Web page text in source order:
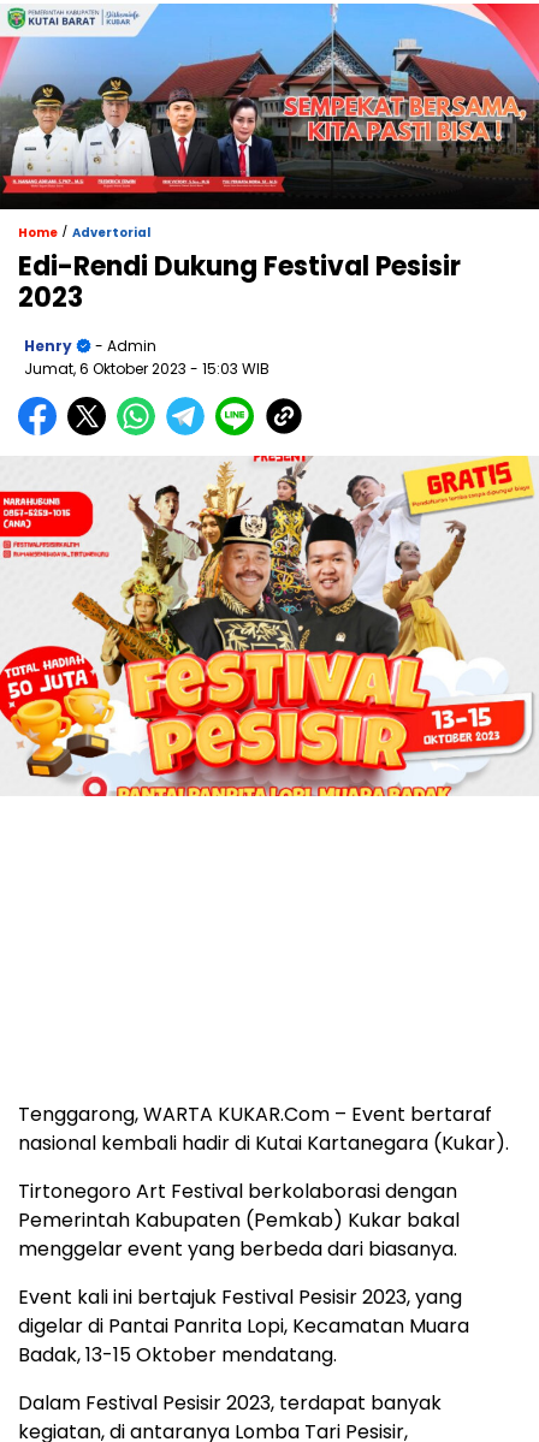
Home / Advertorial
Edi-Rendi Dukung Festival Pesisir
2023
Henry
- Admin
Jumat, 6 Oktober 2023 - 15:03 WIB
Tenggarong, WARTA KUKAR.Com – Event bertaraf
nasional kembali hadir di Kutai Kartanegara (Kukar).
Tirtonegoro Art Festival berkolaborasi dengan
Pemerintah Kabupaten (Pemkab) Kukar bakal
menggelar event yang berbeda dari biasanya.
Event kali ini bertajuk Festival Pesisir 2023, yang
digelar di Pantai Panrita Lopi, Kecamatan Muara
Badak, 13-15 Oktober mendatang.
Dalam Festival Pesisir 2023, terdapat banyak
kegiatan, di antaranya Lomba Tari Pesisir,